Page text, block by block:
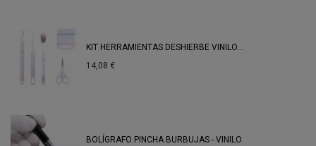
KIT HERRAMIENTAS DESHIERBE VINILO...
14,08 €
BOLÍGRAFO PINCHA BURBUJAS - VINILO